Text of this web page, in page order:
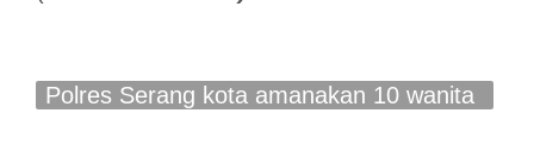
Polres Serang kota amanakan 10 wanita